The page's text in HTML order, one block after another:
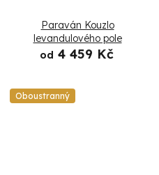
Paraván Kouzlo
levandulového pole
od 4 459 Kč
Oboustranný